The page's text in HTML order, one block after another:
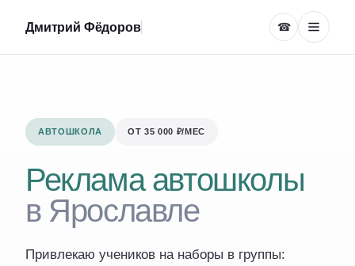
Дмитрий Фёдоров ☎
АВТОШКОЛА ОТ 35 000 ₽/МЕС
Реклама автошколы
в Ярославле
Привлекаю учеников на наборы в группы: